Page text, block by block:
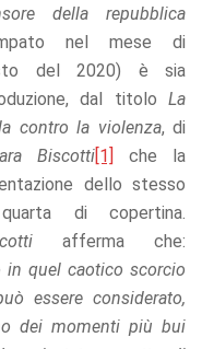
della repubblica
nel mese di
del 2020) è sia
dal titolo La
contro la violenza, di
Biscotti[1]
che la
dello stesso
di copertina.
afferma che:
in quel caotico scorcio
essere considerato,
dei momenti più bui